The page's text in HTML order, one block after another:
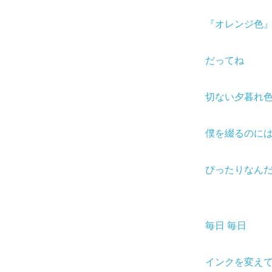
だってね
切ない夕暮れ
僕を綴るのには
ぴったりなんだ